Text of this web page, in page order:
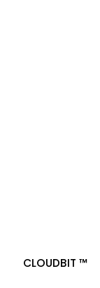
CLOUDBIT ™